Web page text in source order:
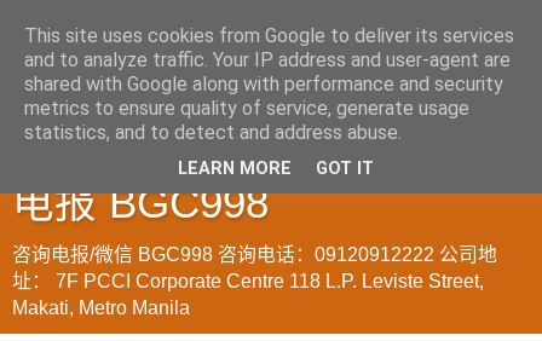
菲律宾998VISA移民公司
WWW.SRRV.DE 咨询微信/
电报 BGC998
咨询电报/微信 BGC998 咨询电话：09120912222 公司地
址： 7F PCCI Corporate Centre 118 L.P. Leviste Street,
Makati, Metro Manila
This site uses cookies from Google to deliver its services
and to analyze traffic. Your IP address and user-agent are
shared with Google along with performance and security
metrics to ensure quality of service, generate usage
statistics, and to detect and address abuse.
LEARN MORE GOT IT